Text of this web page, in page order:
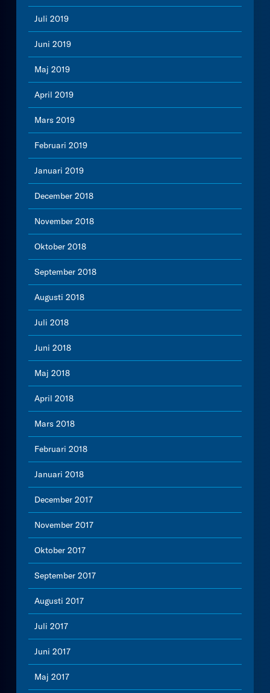
Juli 2019
Juni 2019
Maj 2019
April 2019
Mars 2019
Februari 2019
Januari 2019
December 2018
November 2018
Oktober 2018
September 2018
Augusti 2018
Juli 2018
Juni 2018
Maj 2018
April 2018
Mars 2018
Februari 2018
Januari 2018
December 2017
November 2017
Oktober 2017
September 2017
Augusti 2017
Juli 2017
Juni 2017
Maj 2017